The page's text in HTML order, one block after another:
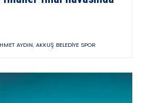
AYDIN, AKKUŞ BELEDIYE SPOR